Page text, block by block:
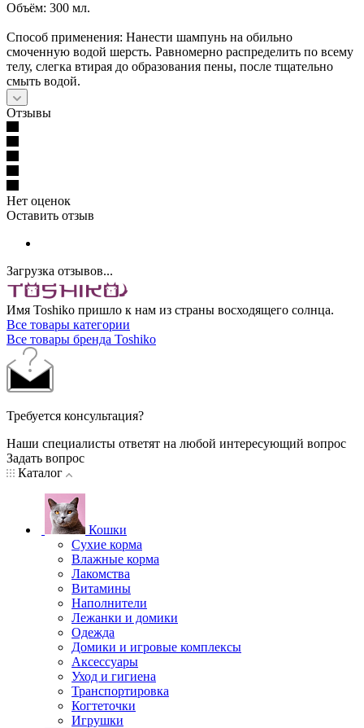
Объём: 300 мл.
Способ применения: Нанести шампунь на обильно
смоченную водой шерсть. Равномерно распределить по всему
телу, слегка втирая до образования пены, после тщательно
смыть водой.
Отзывы
Нет оценок
Оставить отзыв
Загрузка отзывов...
Имя Toshiko пришло к нам из страны восходящего солнца.
Все товары категории
Все товары бренда Toshiko
Требуется консультация?
Наши специалисты ответят на любой интересующий вопрос
Задать вопрос
Каталог
Кошки
Сухие корма
Влажные корма
Лакомства
Витамины
Наполнители
Лежанки и домики
Одежда
Домики и игровые комплексы
Аксессуары
Уход и гигиена
Транспортировка
Когтеточки
Игрушки